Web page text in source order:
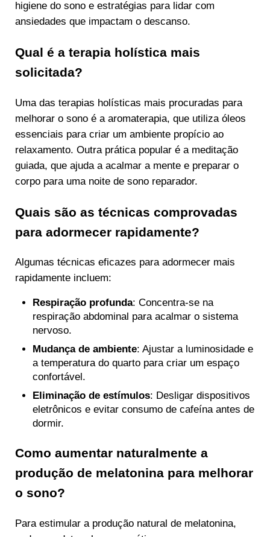
higiene do sono e estratégias para lidar com
ansiedades que impactam o descanso.
Qual é a terapia holística mais
solicitada?
Uma das terapias holísticas mais procuradas para
melhorar o sono é a aromaterapia, que utiliza óleos
essenciais para criar um ambiente propício ao
relaxamento. Outra prática popular é a meditação
guiada, que ajuda a acalmar a mente e preparar o
corpo para uma noite de sono reparador.
Quais são as técnicas comprovadas
para adormecer rapidamente?
Algumas técnicas eficazes para adormecer mais
rapidamente incluem:
Respiração profunda: Concentra-se na
respiração abdominal para acalmar o sistema
nervoso.
Mudança de ambiente: Ajustar a luminosidade e
a temperatura do quarto para criar um espaço
confortável.
Eliminação de estímulos: Desligar dispositivos
eletrônicos e evitar consumo de cafeína antes de
dormir.
Como aumentar naturalmente a
produção de melatonina para melhorar
o sono?
Para estimular a produção natural de melatonina,